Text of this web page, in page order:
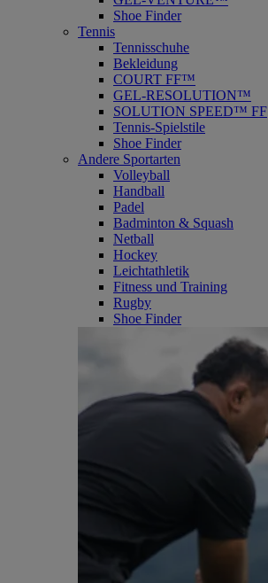
Shoe Finder
Tennis
Tennisschuhe
Bekleidung
COURT FF™
GEL-RESOLUTION™
SOLUTION SPEED™ FF
Tennis-Spielstile
Shoe Finder
Andere Sportarten
Volleyball
Handball
Padel
Badminton & Squash
Netball
Hockey
Leichtathletik
Fitness und Training
Rugby
Shoe Finder